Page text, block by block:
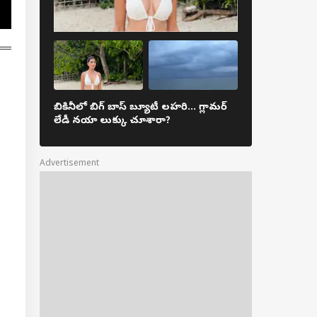
బికినీలో బిగ్ బాస్ బ్యూటీ లహరి... గ్లామర్
లేడీ నయా లుక్కు చూశారా?
Advertisement
హైకోర్టు షాక్
విచారణకు నిరాకరణ
వ్యవస్థను రాజకీయం